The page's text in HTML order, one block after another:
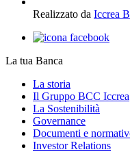
Realizzato da Iccrea
La tua Banca
La storia
Il Gruppo BCC Iccrea
La Sostenibilità
Governance
Documenti e
Investor Relations